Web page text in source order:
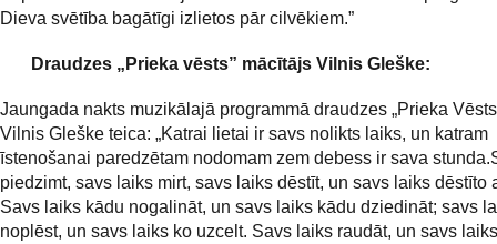
Dieva svētība bagātīgi izlietos pār cilvēkiem.”
Draudzes „Prieka vēsts” mācītājs Vilnis Gleške:
Jaungada nakts muzikālajā programmā draudzes „Prieka
Vilnis Gleške teica: „Katrai lietai ir savs nolikts laiks, un katram
īstenošanai paredzētam nodomam zem debess ir sava
piedzimt, savs laiks mirt, savs laiks dēstīt, un savs laiks dēstīto
Savs laiks kādu nogalināt, un savs laiks kādu dziedināt; savs
noplēst, un savs laiks ko uzcelt. Savs laiks raudāt, un savs